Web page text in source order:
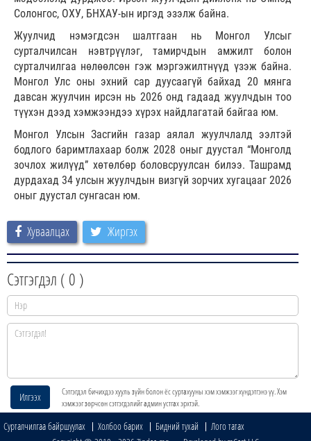
Солонгос, ОХУ, БНХАУ-ын иргэд эзэлж байна.
Жуулчид нэмэгдсэн шалтгаан нь Монгол Улсыг
сурталчилсан нэвтрүүлэг, тамирчдын амжилт болон
сурталчилгаа нөлөөлсөн гэж мэргэжилтнүүд үзэж байна.
Монгол Улс оны эхний сар дуусаагүй байхад 20 мянга
давсан жуулчин ирсэн нь 2026 онд гадаад жуулчдын тоо
түүхэн дээд хэмжээндээ хүрэх найдлагатай байгаа юм.
Монгол Улсын Засгийн газар аялал жуулчлалд ээлтэй
бодлого баримтлахаар болж 2028 оныг дуустал “Монголд
зочлох жилүүд” хөтөлбөр боловсруулсан билээ. Ташрамд
дурдахад 34 улсын жуулчдын визгүй зорчих хугацааг 2026
оныг дуустал сунгасан юм.
Хуваалцах Жиргэх
Сэтгэгдэл ( 0 )
Илгээх
Сэтгэгдэл бичихдээ хууль зүйн болон ёс суртахууны хэм хэмжээг хүндэтгэнэ үү. Хэм
хэмжээг зөрчсөн сэтгэгдэлийг админ устгах эрхтэй.
Сурталчилгаа байршуулах Холбоо барих Бидний тухай
Лого татах